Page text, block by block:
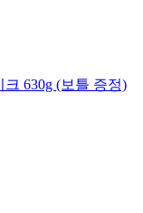
630g (보틀 증정)